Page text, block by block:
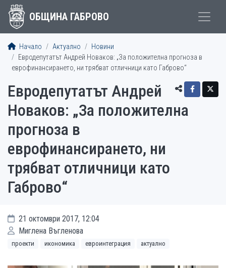
ОБЩИНА ГАБРОВО
Начало Актуално
Новини
Евродепутатът Андрей Новаков: „За положителна прогноза в
еврофинансирането, ни трябват отличници като Габрово“
Евродепутатът Андрей
Новаков: „За положителна
прогноза в
еврофинансирането, ни
трябват отличници като
Габрово“
21 октомври 2017, 12:04
Миглена Въгленова
проекти икономика евроинтеграция актуално